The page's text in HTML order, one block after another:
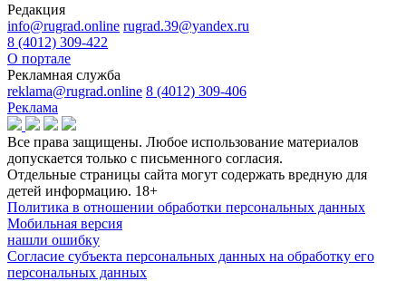
Редакция
info@rugrad.online rugrad.39@yandex.ru
8 (4012) 309-422
О портале
Рекламная служба
reklama@rugrad.online 8 (4012) 309-406
Реклама
Все права защищены. Любое использование материалов
допускается только с письменного согласия.
Отдельные страницы сайта могут содержать вредную для
детей информацию. 18+
Политика в отношении обработки персональных данных
Мобильная версия
нашли ошибку
Согласие субъекта персональных данных на обработку его
персональных данных